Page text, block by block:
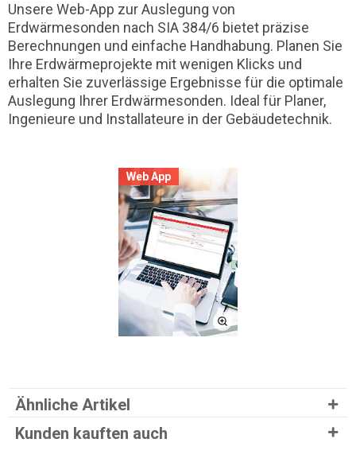
Unsere Web-App zur Auslegung von
Erdwärmesonden nach SIA 384/6 bietet präzise
Berechnungen und einfache Handhabung. Planen Sie
Ihre Erdwärmeprojekte mit wenigen Klicks und
erhalten Sie zuverlässige Ergebnisse für die optimale
Auslegung Ihrer Erdwärmesonden. Ideal für Planer,
Ingenieure und Installateure in der Gebäudetechnik.
Web App
Ähnliche Artikel
Kunden kauften auch